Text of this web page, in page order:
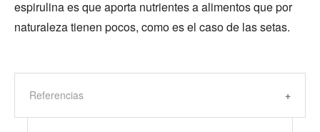
espirulina es que aporta nutrientes a alimentos que por
naturaleza tienen pocos, como es el caso de las setas.
Referencias